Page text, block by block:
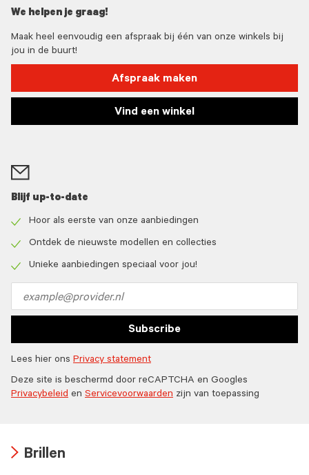
We helpen je graag!
Maak heel eenvoudig een afspraak bij één van onze winkels bij
jou in de buurt!
Afspraak maken
Vind een winkel
Blijf up-to-date
icon
Hoor als eerste van onze aanbiedingen
icon
Ontdek de nieuwste modellen en collecties
Unieke aanbiedingen speciaal voor jou!
address
Subscribe
Lees hier ons Privacy statement
Deze site is beschermd door reCAPTCHA en Googles
Privacybeleid en Servicevoorwaarden zijn van toepassing
Brillen